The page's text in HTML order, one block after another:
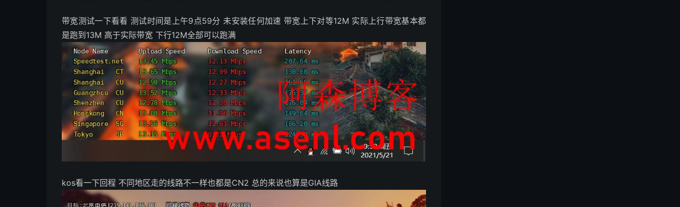
带宽测试一下看看 测试时间是上午9点59分 未安装任何加速 带宽上下对等12M 实际上行带宽基本都
是跑到13M 高于实际带宽 下行12M全部可以跑满
kos看一下回程 不同地区走的线路不一样也都是CN2 总的来说也算是GIA线路